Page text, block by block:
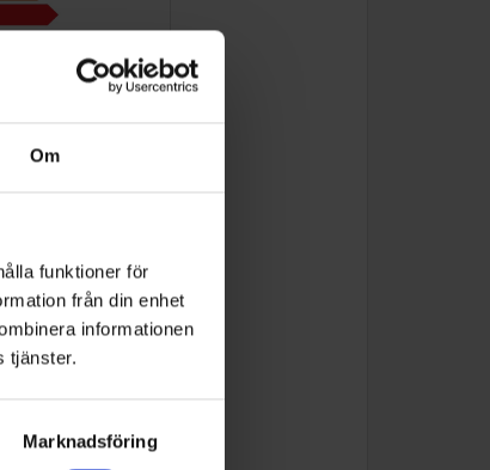
Om
funktioner för
från din enhet
informationen
tjänster.
Marknadsföring